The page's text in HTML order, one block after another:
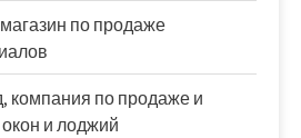
по продаже
компания по продаже и
и лоджий